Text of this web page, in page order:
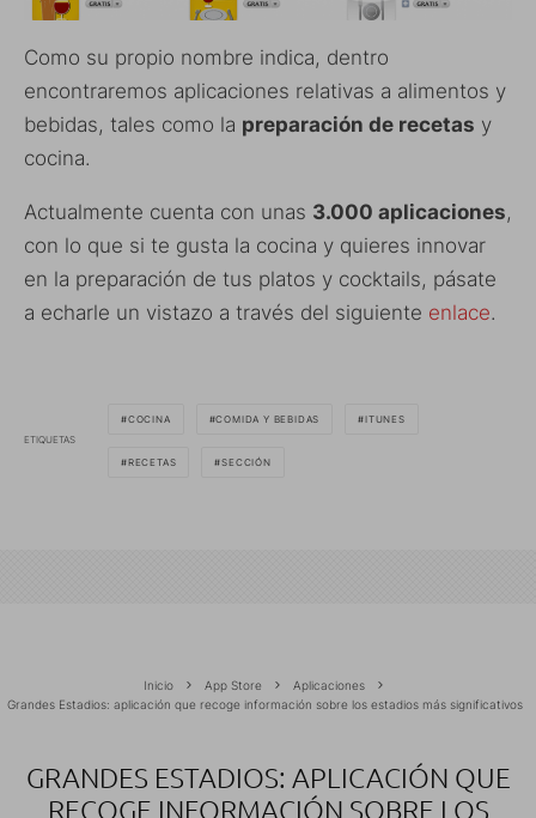
Como su propio nombre indica, dentro
encontraremos aplicaciones relativas a alimentos y
bebidas, tales como la preparación de recetas y
cocina.
Actualmente cuenta con unas 3.000 aplicaciones,
con lo que si te gusta la cocina y quieres innovar
en la preparación de tus platos y cocktails, pásate
a echarle un vistazo a través del siguiente enlace.
ETIQUETAS
COCINA COMIDA Y BEBIDAS ITUNES
RECETAS SECCIÓN
Inicio App Store
Aplicaciones
Grandes Estadios: aplicación que recoge información sobre los estadios más significativos
GRANDES ESTADIOS: APLICACIÓN QUE
RECOGE INFORMACIÓN SOBRE LOS